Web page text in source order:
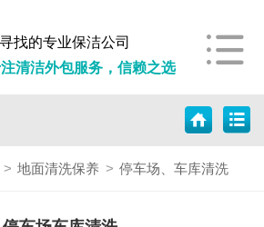
找的专业保洁公司
清洁外包服务，信赖之选
> 地面清洗保养 > 停车场、车库清洗